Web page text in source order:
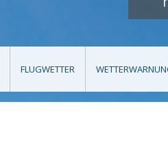
FLUGWETTER